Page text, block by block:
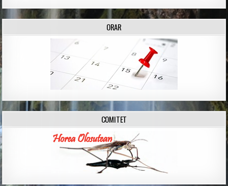
ORAR
COMITET